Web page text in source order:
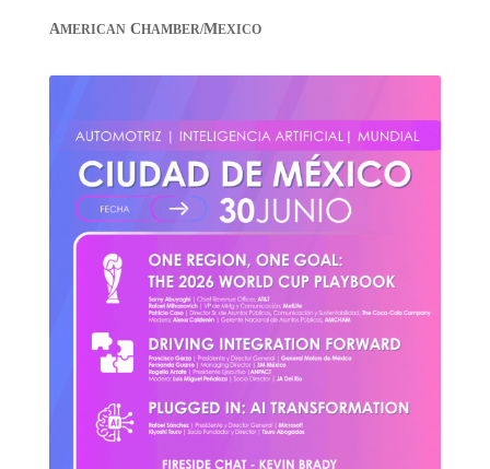
AMERICANCHAMBER/MEXICO